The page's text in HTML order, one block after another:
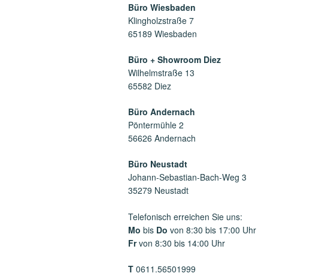
Büro Wiesbaden
Klingholzstraße 7
65189 Wiesbaden
Büro + Showroom Diez
Wilhelmstraße 13
65582 Diez
Büro Andernach
Pöntermühle 2
56626 Andernach
Büro Neustadt
Johann-Sebastian-Bach-Weg 3
35279 Neustadt
Telefonisch erreichen Sie uns:
Mo bis Do von 8:30 bis 17:00 Uhr
Frvon 8:30 bis 14:00 Uhr
T 0611.56501999